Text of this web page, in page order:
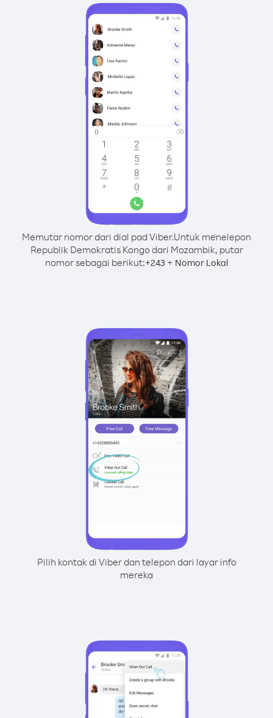
Memutar nomor dari dial pad Viber.Untuk menelepon
Republik Demokratis Kongo dari Mozambik, putar
nomor sebagai berikut:+243+ Nomor Lokal
Pilih kontak di Viber dan telepon dari layar info
mereka